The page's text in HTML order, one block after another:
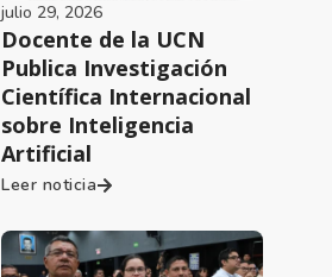
julio 29, 2026
Docente de la UCN
Publica Investigación
Científica Internacional
sobre Inteligencia
Artificial
Leer noticia